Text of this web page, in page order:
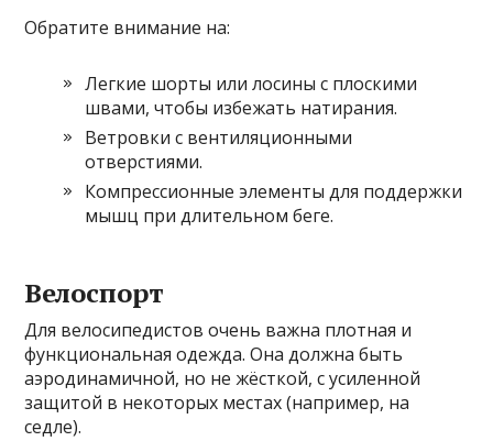
Обратите внимание на:
Легкие шорты или лосины с плоскими
швами, чтобы избежать натирания.
Ветровки с вентиляционными
отверстиями.
Компрессионные элементы для поддержки
мышц при длительном беге.
Велоспорт
Для велосипедистов очень важна плотная и
функциональная одежда. Она должна быть
аэродинамичной, но не жёсткой, с усиленной
защитой в некоторых местах (например, на
седле).